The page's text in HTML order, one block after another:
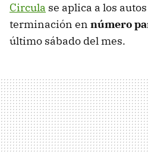
Circula se aplica a los
terminación en número
último sábado del mes.